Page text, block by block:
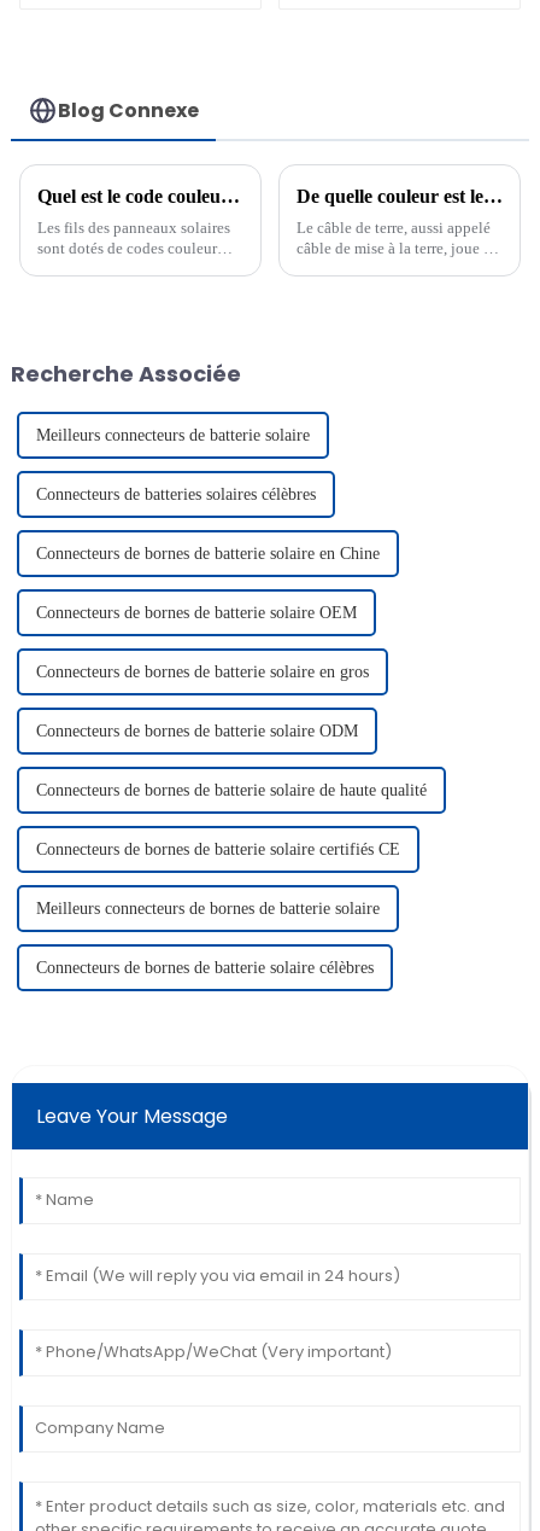
Blog Connexe
Quel est le code couleur des fils des panneaux solaires ?
Les fils des panneaux solaires
sont dotés de codes couleur
De quelle couleur est le câble de mise à la terre ?
Le câble de terre, aussi appelé
câble de mise à la terre, joue un
Recherche Associée
Meilleurs connecteurs de batterie solaire
Connecteurs de batteries solaires célèbres
Connecteurs de bornes de batterie solaire en Chine
Connecteurs de bornes de batterie solaire OEM
Connecteurs de bornes de batterie solaire en gros
Connecteurs de bornes de batterie solaire ODM
Connecteurs de bornes de batterie solaire de haute qualité
Connecteurs de bornes de batterie solaire certifiés CE
Meilleurs connecteurs de bornes de batterie solaire
Connecteurs de bornes de batterie solaire célèbres
Leave Your Message